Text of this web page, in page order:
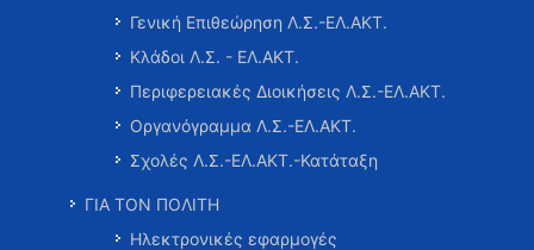
Γενική Επιθεώρηση Λ.Σ.-ΕΛ.ΑΚΤ.
Κλάδοι Λ.Σ. - ΕΛ.ΑΚΤ.
Περιφερειακές Διοικήσεις Λ.Σ.-ΕΛ.ΑΚΤ.
Οργανόγραμμα Λ.Σ.-ΕΛ.ΑΚΤ.
Σχολές Λ.Σ.-ΕΛ.ΑΚΤ.-Κατάταξη
ΓΙΑ ΤΟΝ ΠΟΛΙΤΗ
Ηλεκτρονικές εφαρμογές